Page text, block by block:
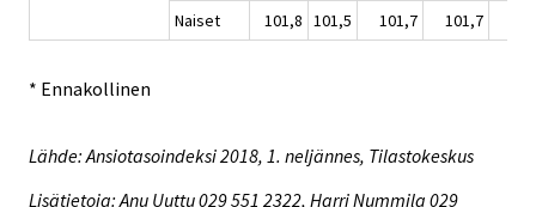
Naiset
101,8 101,5 101,7 101,7
* Ennakollinen
Lähde: Ansiotasoindeksi 2018, 1. neljännes, Tilastokeskus
Lisätietoja: Anu Uuttu 029 551 2322, Harri Nummila 029